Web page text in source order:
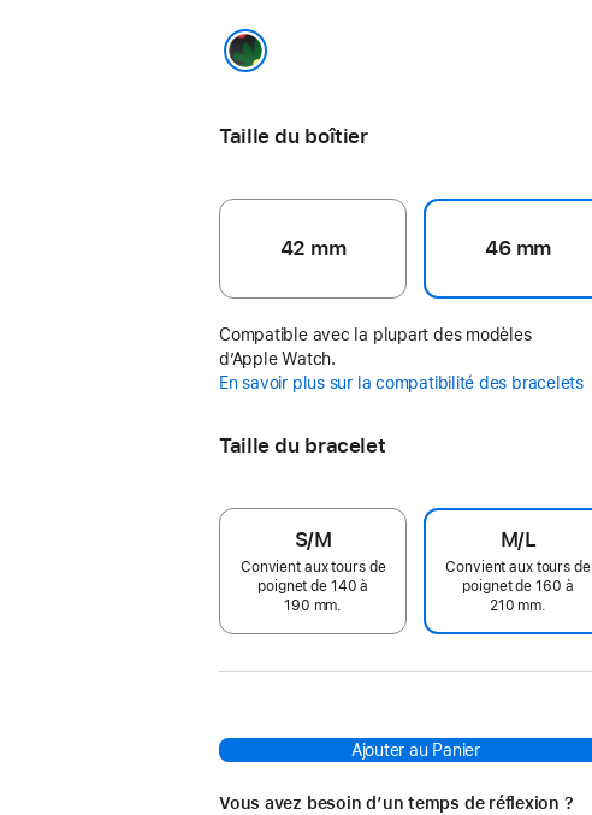
Taille du boîtier
42 mm 46 mm
Compatible avec la plupart des modèles
d’Apple Watch.
En savoir plus sur la compatibilité des bracelets
Taille du bracelet
S/M
Convient aux tours de
poignet de 140 à
190 mm.
M/L
Convient aux tours de
poignet de 160 à
210 mm.
Ajouter au Panier
Vous avez besoin d’un temps de réflexion ?